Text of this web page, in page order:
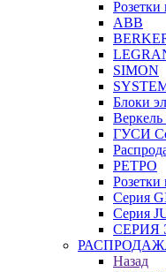
ABB
SIMON
Блоки
ГУСИ
РЕТРО
Серия
Серия
СЕРИЯ
Назад